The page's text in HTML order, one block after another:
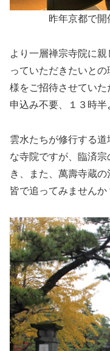
昨年京都で
より一層禅宗寺院に
っていただきたいと
様をご招待させていた
申込み不要、１３時半
雲水たちが修行する
な寺院ですが、臨済
き、また、萬壽寺蔵
皆で追ってみませんか